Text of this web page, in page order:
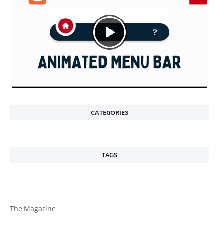
CATEGORIES
TAGS
The Magazine